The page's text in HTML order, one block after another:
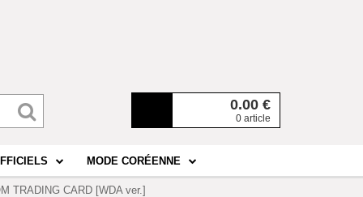
0.00 €
0 article
MODE CORÉENNE
TRADING CARD [WDA ver.]